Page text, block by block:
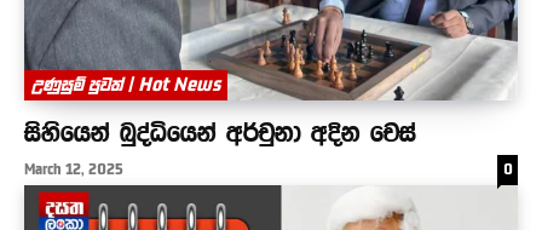
උණුසුම් පුවත් | Hot News
සිහියෙන් බුද්ධියෙන් අර්චුනා අදින චෙස්
March 12, 2025 0